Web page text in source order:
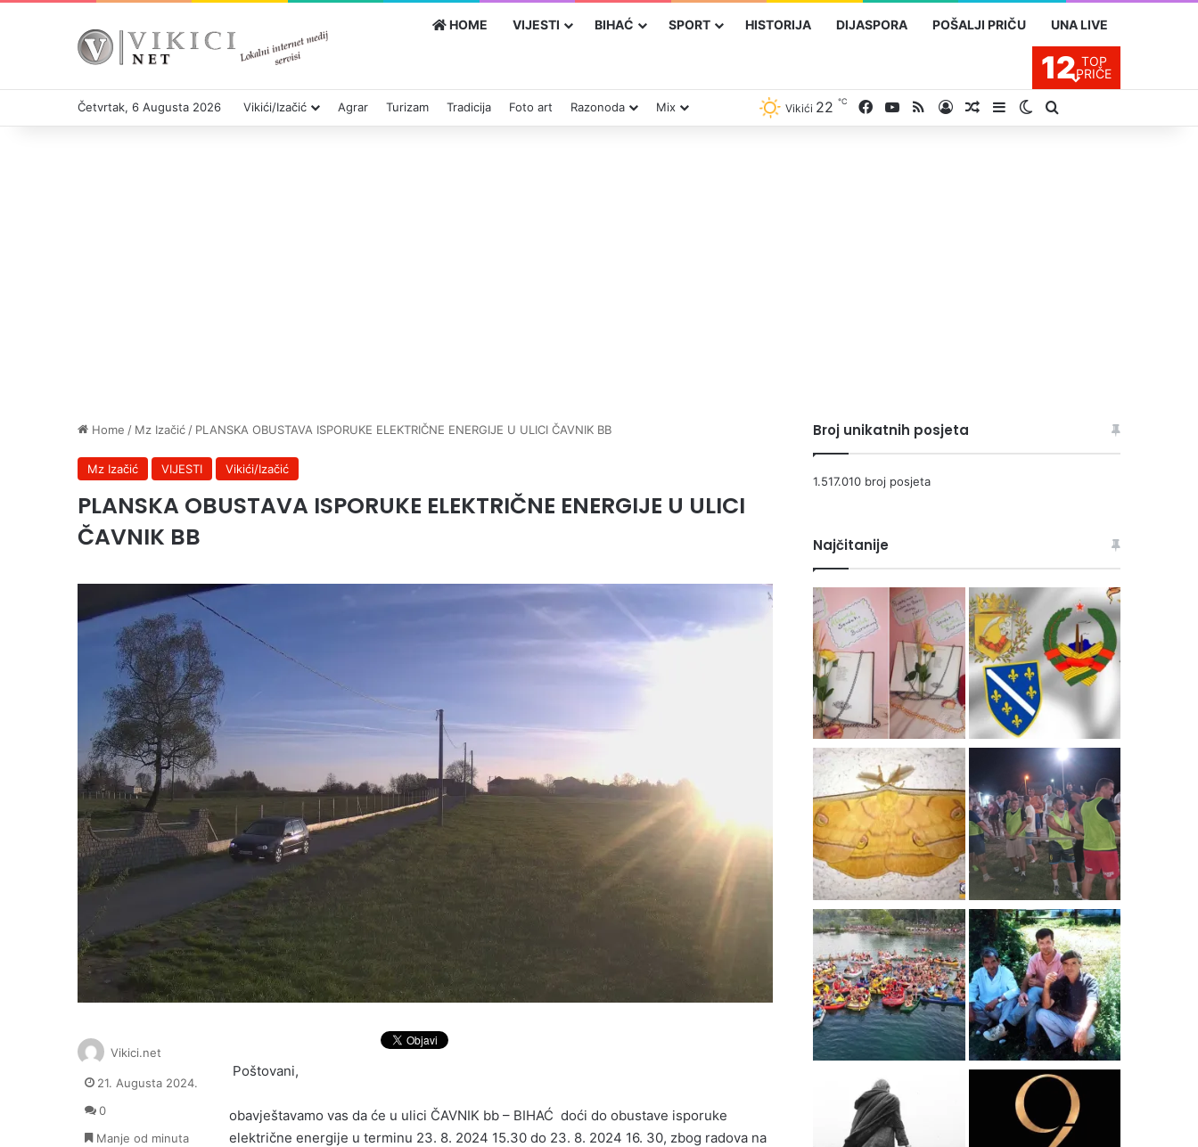
HOME VIJESTI BIHAĆ SPORT HISTORIJA DIJASPORA POŠALJI PRIČU UNA LIVE
12 TOP
PRIČE
Četvrtak, 6 Augusta 2026 Vikići/Izačić Agrar Turizam Tradicija Foto art Razonoda Mix Vikići 22 ℃ Facebook
YouTube
RSSPrijavite se
Slučajan proizvod
SidebarSwitch skin
Home / Mz Izačić / PLANSKA OBUSTAVA ISPORUKE ELEKTRIČNE ENERGIJE U ULICI ČAVNIK BB
Mz Izačić VIJESTI Vikići/Izačić
PLANSKA OBUSTAVA ISPORUKE ELEKTRIČNE ENERGIJE U ULICI
ČAVNIK BB
Poštovani,
obavještavamo vas da će u ulici ČAVNIK bb – BIHAĆ doći do obustave isporuke
električne energije u terminu 23. 8. 2024 15.30 do 23. 8. 2024 16. 30, zbog radova na
Vikici.net
21. Augusta 2024.
0
Manje od minuta
Broj unikatnih posjeta
1.517.010 broj posjeta
Najčitanije